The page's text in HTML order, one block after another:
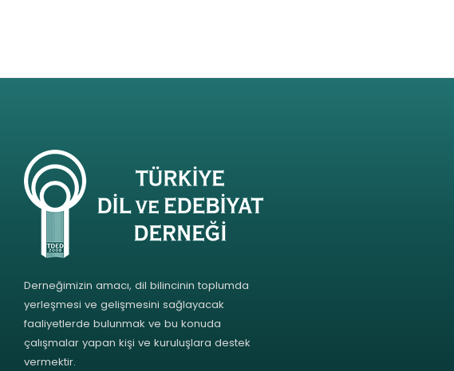
Derneğimizin amacı, dil bilincinin toplumda
yerleşmesi ve gelişmesini sağlayacak
faaliyetlerde bulunmak ve bu konuda
çalışmalar yapan kişi ve kuruluşlara destek
vermektir.